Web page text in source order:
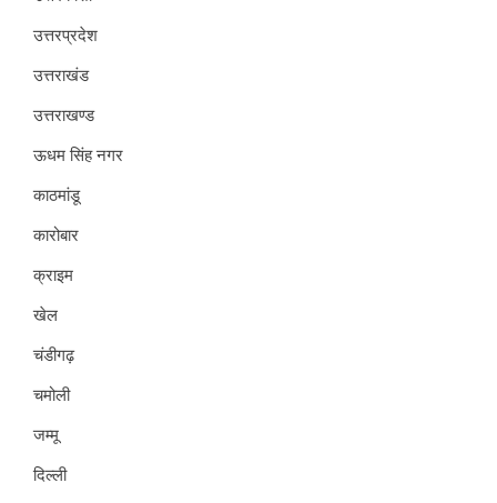
उत्तरप्रदेश
उत्तराखंड
उत्तराखण्ड
ऊधम सिंह नगर
काठमांडू
कारोबार
क्राइम
खेल
चंडीगढ़
चमोली
जम्मू
दिल्ली